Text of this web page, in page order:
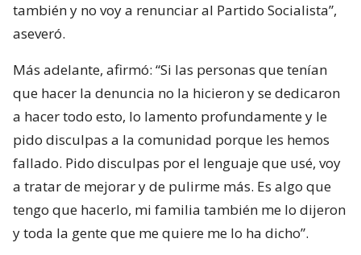
también y no voy a renunciar al Partido Socialista”,
aseveró.
Más adelante, afirmó: “Si las personas que tenían
que hacer la denuncia no la hicieron y se dedicaron
a hacer todo esto, lo lamento profundamente y le
pido disculpas a la comunidad porque les hemos
fallado. Pido disculpas por el lenguaje que usé, voy
a tratar de mejorar y de pulirme más. Es algo que
tengo que hacerlo, mi familia también me lo dijeron
y toda la gente que me quiere me lo ha dicho”.